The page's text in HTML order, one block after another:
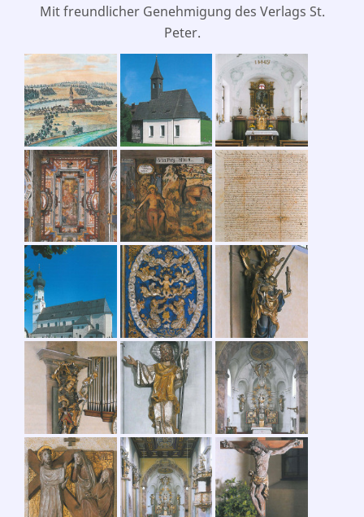
Mit freundlicher Genehmigung des Verlags St.
Peter.